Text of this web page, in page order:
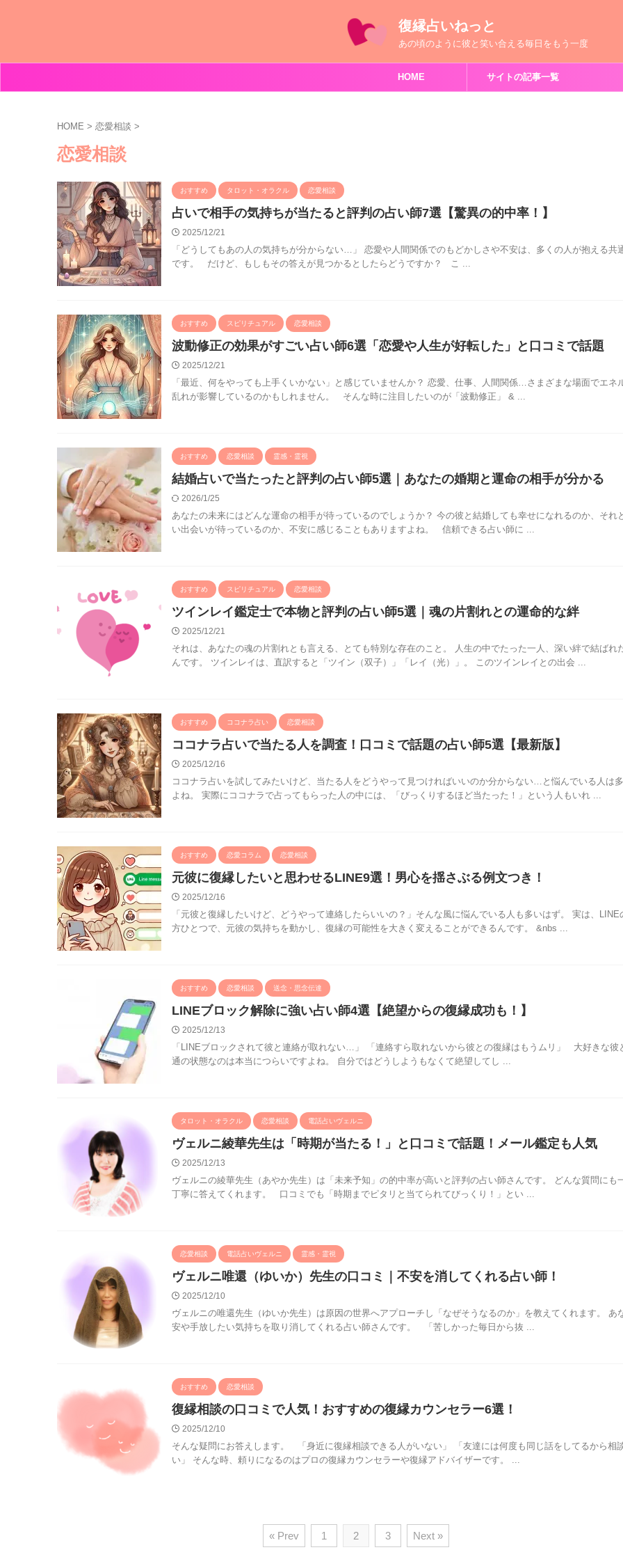
復縁占いねっと
あの頃のように彼と笑い合える毎日をもう一度
HOME サイトの記事一覧
HOME > 恋愛相談 >
恋愛相談
おすすめ タロット・オラクル 恋愛相談
占いで相手の気持ちが当たると評判の占い師7選【驚異の的中率！】
2025/12/21
「どうしてもあの人の気持ちが分からない…」 恋愛や人間関係でのもどかしさや不安は、多くの人が抱える共
です。 だけど、もしもその答えが見つかるとしたらどうですか？ こ ...
おすすめ スピリチュアル 恋愛相談
波動修正の効果がすごい占い師6選「恋愛や人生が好転した」と口コミで話題
2025/12/21
「最近、何をやっても上手くいかない」と感じていませんか？ 恋愛、仕事、人間関係…さまざまな場面でエネ
乱れが影響しているのかもしれません。 そんな時に注目したいのが「波動修正」 & ...
おすすめ 恋愛相談 霊感・霊視
結婚占いで当たったと評判の占い師5選｜あなたの婚期と運命の相手が分かる
2026/1/25
あなたの未来にはどんな運命の相手が待っているのでしょうか？ 今の彼と結婚しても幸せになれるのか、それ
い出会いが待っているのか、不安に感じることもありますよね。 信頼できる占い師に ...
おすすめ スピリチュアル 恋愛相談
ツインレイ鑑定士で本物と評判の占い師5選｜魂の片割れとの運命的な絆
2025/12/21
それは、あなたの魂の片割れとも言える、とても特別な存在のこと。 人生の中でたった一人、深い絆で結ばれ
んです。 ツインレイは、直訳すると「ツイン（双子）」「レイ（光）」。 このツインレイとの出会 ...
おすすめ ココナラ占い 恋愛相談
ココナラ占いで当たる人を調査！口コミで話題の占い師5選【最新版】
2025/12/16
ココナラ占いを試してみたいけど、当たる人をどうやって見つければいいのか分からない…と悩んでいる人は
よね。 実際にココナラで占ってもらった人の中には、「びっくりするほど当たった！」という人もいれ ...
おすすめ 恋愛コラム 恋愛相談
元彼に復縁したいと思わせるLINE9選！男心を揺さぶる例文つき！
2025/12/16
「元彼と復縁したいけど、どうやって連絡したらいいの？」そんな風に悩んでいる人も多いはず。 実は、LINE
方ひとつで、元彼の気持ちを動かし、復縁の可能性を大きく変えることができるんです。 &nbs ...
おすすめ 恋愛相談 送念・思念伝達
LINEブロック解除に強い占い師4選【絶望からの復縁成功も！】
2025/12/13
「LINEブロックされて彼と連絡が取れない…」 「連絡すら取れないから彼との復縁はもうムリ」 大好きな彼
通の状態なのは本当につらいですよね。 自分ではどうしようもなくて絶望してし ...
タロット・オラクル 恋愛相談 電話占いヴェルニ
ヴェルニ綾華先生は「時期が当たる！」と口コミで話題！メール鑑定も人気
2025/12/13
ヴェルニの綾華先生（あやか先生）は「未来予知」の的中率が高いと評判の占い師さんです。 どんな質問にも
丁寧に答えてくれます。 口コミでも「時期までピタリと当てられてびっくり！」とい ...
恋愛相談 電話占いヴェルニ 霊感・霊視
ヴェルニ唯還（ゆいか）先生の口コミ｜不安を消してくれる占い師！
2025/12/10
ヴェルニの唯還先生（ゆいか先生）は原因の世界へアプローチし「なぜそうなるのか」を教えてくれます。 あ
安や手放したい気持ちを取り消してくれる占い師さんです。 「苦しかった毎日から抜 ...
おすすめ 恋愛相談
復縁相談の口コミで人気！おすすめの復縁カウンセラー6選！
2025/12/10
そんな疑問にお答えします。 「身近に復縁相談できる人がいない」 「友達には何度も同じ話をしてるから相
い」 そんな時、頼りになるのはプロの復縁カウンセラーや復縁アドバイザーです。 ...
« Prev 1 2 3 Next »